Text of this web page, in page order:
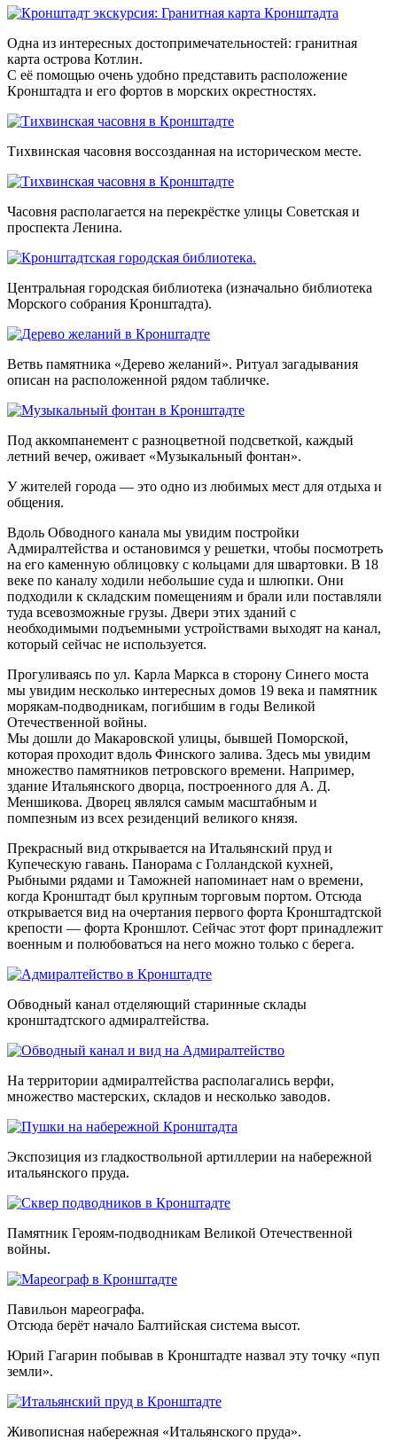
Одна из интересных достопримечательностей: гранитная
карта острова Котлин.
С её помощью очень удобно представить расположение
Кронштадта и его фортов в морских окрестностях.
Тихвинская часовня воссозданная на историческом месте.
Часовня располагается на перекрёстке улицы Советская и
проспекта Ленина.
Центральная городская библиотека (изначально библиотека
Морского собрания Кронштадта).
Ветвь памятника «Дерево желаний». Ритуал загадывания
описан на расположенной рядом табличке.
Под аккомпанемент с разноцветной подсветкой, каждый
летний вечер, оживает «Музыкальный фонтан».
У жителей города — это одно из любимых мест для отдыха и
общения.
Вдоль Обводного канала мы увидим постройки
Адмиралтейства и остановимся у решетки, чтобы посмотреть
на его каменную облицовку с кольцами для швартовки. В 18
веке по каналу ходили небольшие суда и шлюпки. Они
подходили к складским помещениям и брали или поставляли
туда всевозможные грузы. Двери этих зданий с
необходимыми подъемными устройствами выходят на канал,
который сейчас не используется.
Прогуливаясь по ул. Карла Маркса в сторону Синего моста
мы увидим несколько интересных домов 19 века и памятник
морякам-подводникам, погибшим в годы Великой
Отечественной войны.
Мы дошли до Макаровской улицы, бывшей Поморской,
которая проходит вдоль Финского залива. Здесь мы увидим
множество памятников петровского времени. Например,
здание Итальянского дворца, построенного для А. Д.
Меншикова. Дворец являлся самым масштабным и
помпезным из всех резиденций великого князя.
Прекрасный вид открывается на Итальянский пруд и
Купеческую гавань. Панорама с Голландской кухней,
Рыбными рядами и Таможней напоминает нам о времени,
когда Кронштадт был крупным торговым портом. Отсюда
открывается вид на очертания первого форта Кронштадтской
крепости — форта Кроншлот. Сейчас этот форт принадлежит
военным и полюбоваться на него можно только с берега.
Обводный канал отделяющий старинные склады
кронштадтского адмиралтейства.
На территории адмиралтейства располагались верфи,
множество мастерских, складов и несколько заводов.
Экспозиция из гладкоствольной артиллерии на набережной
итальянского пруда.
Памятник Героям-подводникам Великой Отечественной
войны.
Павильон мареографа.
Отсюда берёт начало Балтийская система высот.
Юрий Гагарин побывав в Кронштадте назвал эту точку «пуп
земли».
Живописная набережная «Итальянского пруда».